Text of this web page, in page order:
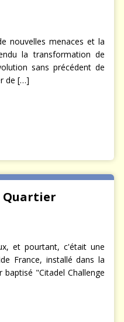
nouvelles menaces et la
la transformation de
sans précédent de
de […]
Quartier
et pourtant, c'était une
France, installé dans la
"Citadel Challenge